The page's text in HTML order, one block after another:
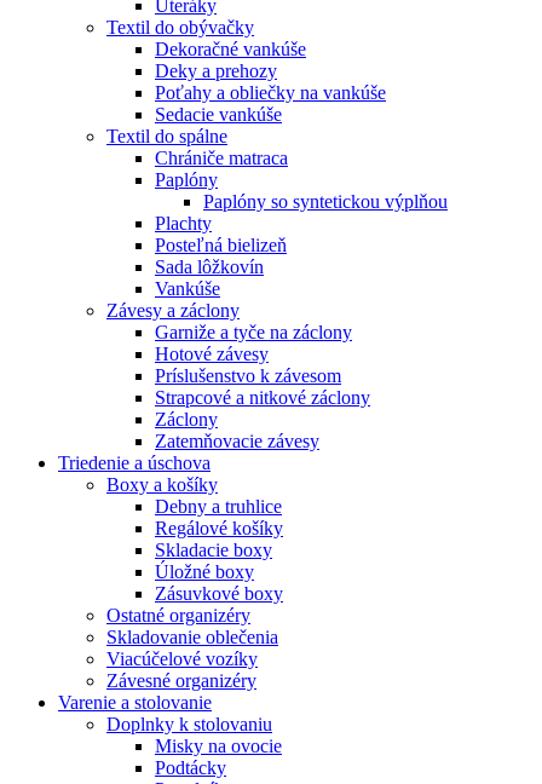
Uteráky
Textil do obývačky
Dekoračné vankúše
Deky a prehozy
Poťahy a obliečky na vankúše
Sedacie vankúše
Textil do spálne
Chrániče matraca
Paplóny
Paplóny so syntetickou výplňou
Plachty
Posteľná bielizeň
Sada lôžkovín
Vankúše
Závesy a záclony
Garniže a tyče na záclony
Hotové závesy
Príslušenstvo k závesom
Strapcové a nitkové záclony
Záclony
Zatemňovacie závesy
Triedenie a úschova
Boxy a košíky
Debny a truhlice
Regálové košíky
Skladacie boxy
Úložné boxy
Zásuvkové boxy
Ostatné organizéry
Skladovanie oblečenia
Viacúčelové vozíky
Závesné organizéry
Varenie a stolovanie
Doplnky k stolovaniu
Misky na ovocie
Podtácky